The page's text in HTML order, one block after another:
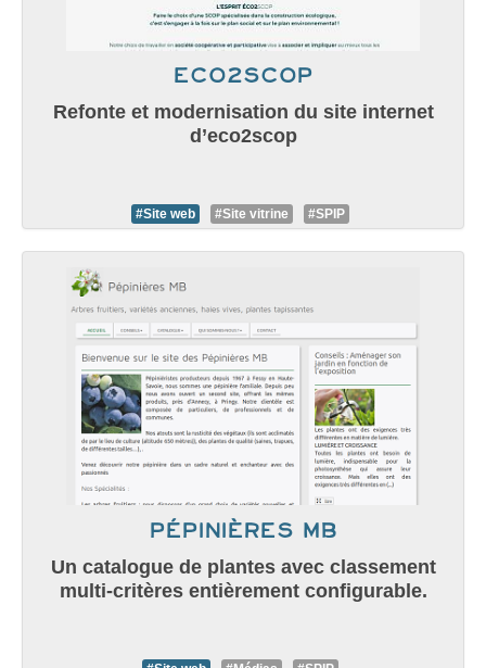
eco2scop
Refonte et modernisation du site internet
d’eco2scop
#Site web #Site vitrine #SPIP
Pépinières MB
Un catalogue de plantes avec classement
multi-critères entièrement configurable.